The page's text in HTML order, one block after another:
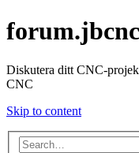
Diskutera ditt CNC-
CNC
Skip to content